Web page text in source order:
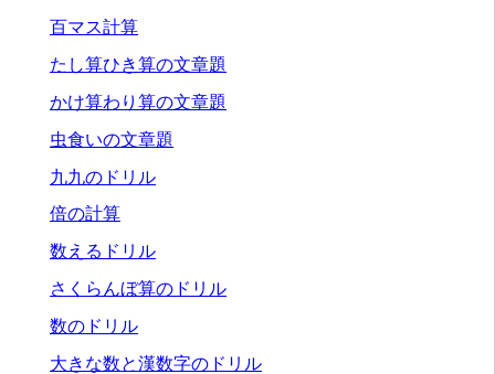
百マス計算
たし算ひき算の文章題
かけ算わり算の文章題
虫食いの文章題
九九のドリル
倍の計算
数えるドリル
さくらんぼ算のドリル
数のドリル
大きな数と漢数字のドリル